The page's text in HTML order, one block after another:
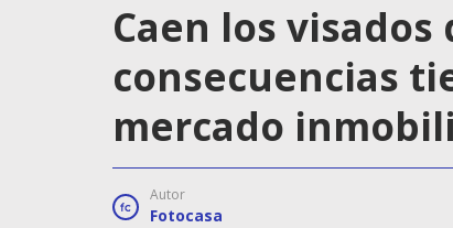
Caen los
consecuencias
mercado
Autor
Fotocasa